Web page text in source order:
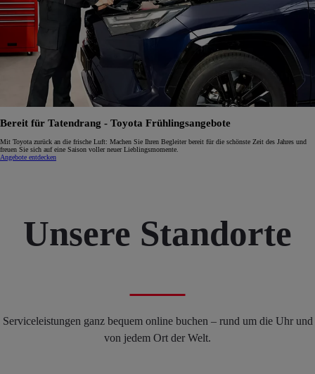
Bereit für Tatendrang - Toyota Frühlingsangebote
Mit Toyota zurück an die frische Luft: Machen Sie Ihren Begleiter bereit für die schönste Zeit des Jahres und
freuen Sie sich auf eine Saison voller neuer Lieblingsmomente.
Angebote entdecken
Unsere Standorte
Serviceleistungen ganz bequem online buchen – rund um die Uhr und
von jedem Ort der Welt.